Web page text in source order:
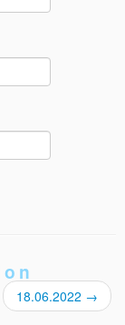
18.06.2022 →